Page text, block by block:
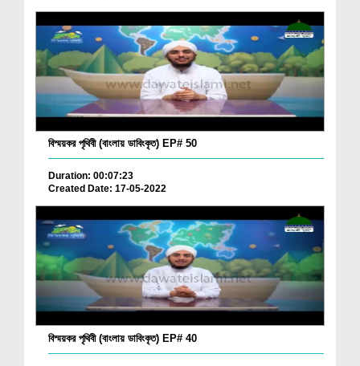
বিস্ময়কর পৃথিবী (বাংলায় ডাবিংকৃত) EP# 50
Duration: 00:07:23
Created Date: 17-05-2022
বিস্ময়কর পৃথিবী (বাংলায় ডাবিংকৃত) EP# 40